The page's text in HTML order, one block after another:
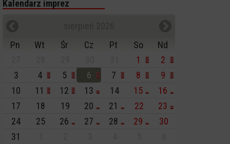
Kalendarz imprez
Pn
Wt Śr Cz Pt So
Nd
1
2
3
4 5 6 7 8
9
10
11 12 13 14 15
16
17
18 19 20 21 22
23
24
25 26 27 28 29
30
31